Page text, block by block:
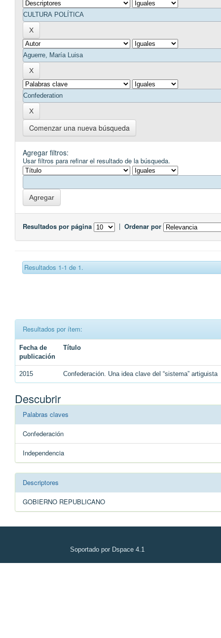
Comenzar una nueva búsqueda
Agregar filtros:
Usar filtros para refinar el resultado de la búsqueda.
Resultados por página | Ordenar por
Resultados 1-1 de 1.
Resultados por ítem:
Fecha de
publicación
Título
2015 Confederación. Una idea clave del “sistema” artiguista
Descubrir
Palabras claves
Confederación
Independencia
Descriptores
GOBIERNO REPUBLICANO
Soportado por Dspace 4.1